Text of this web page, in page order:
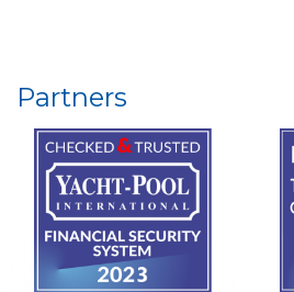
Partners